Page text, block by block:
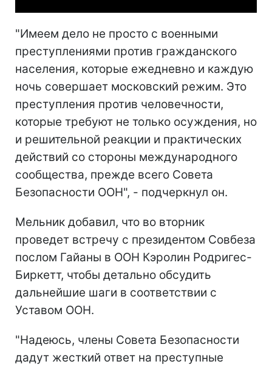
"Имеем дело не просто с военными
преступлениями против гражданского
населения, которые ежедневно и каждую
ночь совершает московский режим. Это
преступления против человечности,
которые требуют не только осуждения, но
и решительной реакции и практических
действий со стороны международного
сообщества, прежде всего Совета
Безопасности ООН", - подчеркнул он.
Мельник добавил, что во вторник
проведет встречу с президентом Совбеза
послом Гайаны в ООН Кэролин Родригес-
Биркетт, чтобы детально обсудить
дальнейшие шаги в соответствии с
Уставом ООН.
"Надеюсь, члены Совета Безопасности
дадут жесткий ответ на преступные